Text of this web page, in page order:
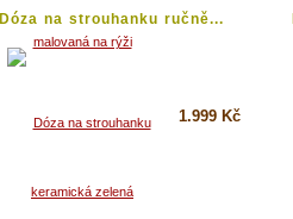
Dóza na strouhanku ručně...
1.999 Kč